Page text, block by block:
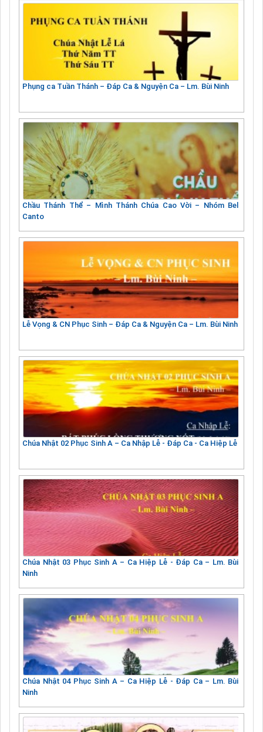
Phụng ca Tuần Thánh – Đáp Ca & Nguyện Ca – Lm. Bùi Ninh
Chầu Thánh Thể – Mình Thánh Chúa Cao Vời – Nhóm Bel
Canto
Lễ Vọng & CN Phục Sinh – Đáp Ca & Nguyện Ca – Lm. Bùi Ninh
Chúa Nhật 02 Phục Sinh A – Ca Nhập Lễ - Đáp Ca - Ca Hiệp Lễ
Chúa Nhật 03 Phục Sinh A – Ca Hiệp Lễ - Đáp Ca – Lm. Bùi
Ninh
Chúa Nhật 04 Phục Sinh A – Ca Hiệp Lễ - Đáp Ca – Lm. Bùi
Ninh